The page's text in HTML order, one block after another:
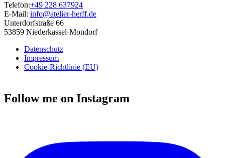
Telefon:+49 228 637924
E-Mail: info@atelier-herff.de
Unterdorfstraße 66
53859 Niederkassel-Mondorf
Datenschutz
Impressum
Cookie-Richtlinie (EU)
Follow me on Instagram